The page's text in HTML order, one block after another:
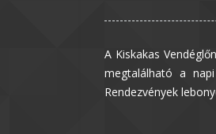
A Kiskakas
megtalálható a
Rendezvények